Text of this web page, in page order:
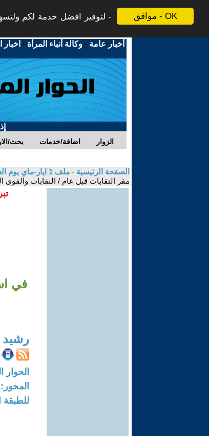
موافق - OK
لتوفير افضل خدمة لكم
أخبار عامة -وكالة أنباء المرأة -
بحث/ اضافة/خدمات الزوار
الصفحة الرئيسية - ملف 1 ايار-ماي يوم العمال العالمي2023: دور وأهمية التضامن والتحالف الأممي للطبقة العاملة
مقر النقابات قبل عام / النقابات والقوى
في
الحوار
للطبقة